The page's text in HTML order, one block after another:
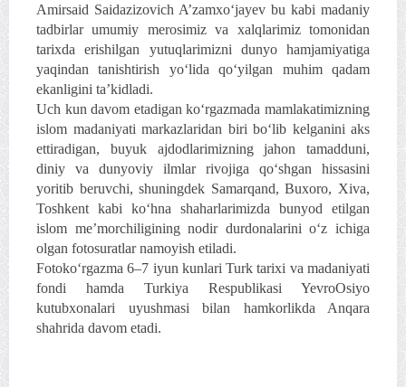
Amirsaid Saidazizovich A’zamxo‘jayev bu kabi madaniy
tadbirlar umumiy merosimiz va xalqlarimiz tomonidan
tarixda erishilgan yutuqlarimizni dunyo hamjamiyatiga
yaqindan tanishtirish yo‘lida qo‘yilgan muhim qadam
ekanligini ta’kidladi.
Uch kun davom etadigan ko‘rgazmada mamlakatimizning
islom madaniyati markazlaridan biri bo‘lib kelganini aks
ettiradigan, buyuk ajdodlarimizning jahon tamadduni,
diniy va dunyoviy ilmlar rivojiga qo‘shgan hissasini
yoritib beruvchi, shuningdek Samarqand, Buxoro, Xiva,
Toshkent kabi ko‘hna shaharlarimizda bunyod etilgan
islom me’morchiligining nodir durdonalarini o‘z ichiga
olgan fotosuratlar namoyish etiladi.
Fotoko‘rgazma 6–7 iyun kunlari Turk tarixi va madaniyati
fondi hamda Turkiya Respublikasi YevroOsiyo
kutubxonalari uyushmasi bilan hamkorlikda Anqara
shahrida davom etadi.